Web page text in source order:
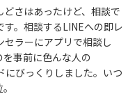
さはあったけど、相談で
。相談するLINEへの即レ
ラーにアプリで相談し
事前に色んな人の
にびっくりしました。いつ